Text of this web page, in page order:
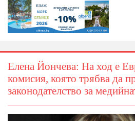
Елена Йончева: На ход е
комисия, която трябва да
законодателство за